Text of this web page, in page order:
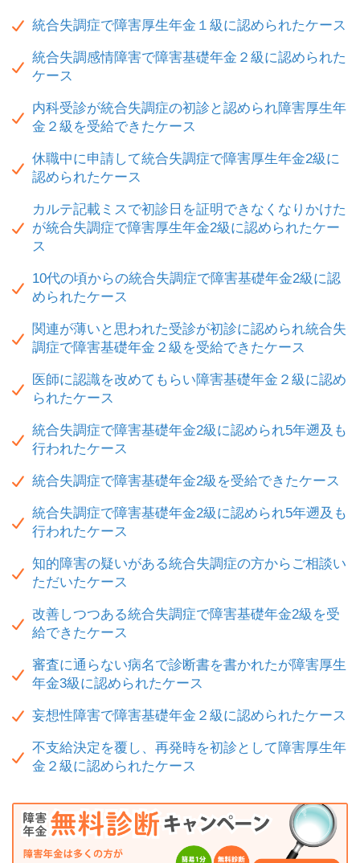
統合失調症で障害厚生年金１級に認められたケース
統合失調感情障害で障害基礎年金２級に認められた
ケース
内科受診が統合失調症の初診と認められ障害厚生年
金２級を受給できたケース
休職中に申請して統合失調症で障害厚生年金2級に
認められたケース
カルテ記載ミスで初診日を証明できなくなりかけた
が統合失調症で障害厚生年金2級に認められたケー
ス
10代の頃からの統合失調症で障害基礎年金2級に認
められたケース
関連が薄いと思われた受診が初診に認められ統合失
調症で障害基礎年金２級を受給できたケース
医師に認識を改めてもらい障害基礎年金２級に認め
られたケース
統合失調症で障害基礎年金2級に認められ5年遡及も
行われたケース
統合失調症で障害基礎年金2級を受給できたケース
統合失調症で障害基礎年金2級に認められ5年遡及も
行われたケース
知的障害の疑いがある統合失調症の方からご相談い
ただいたケース
改善しつつある統合失調症で障害基礎年金2級を受
給できたケース
審査に通らない病名で診断書を書かれたが障害厚生
年金3級に認められたケース
妄想性障害で障害基礎年金２級に認められたケース
不支給決定を覆し、再発時を初診として障害厚生年
金２級に認められたケース